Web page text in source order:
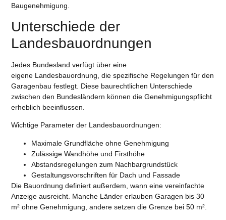
Baugenehmigung.
Unterschiede der
Landesbauordnungen
Jedes Bundesland verfügt über eine
eigene Landesbauordnung , die spezifische Regelungen für den
Garagenbau festlegt. Diese baurechtlichen Unterschiede
zwischen den Bundesländern können die Genehmigungspflicht
erheblich beeinflussen.
Wichtige Parameter der Landesbauordnungen:
Maximale Grundfläche ohne Genehmigung
Zulässige Wandhöhe und Firsthöhe
Abstandsregelungen zum Nachbargrundstück
Gestaltungsvorschriften für Dach und Fassade
Die Bauordnung definiert außerdem, wann eine vereinfachte
Anzeige ausreicht. Manche Länder erlauben Garagen bis 30
m² ohne Genehmigung, andere setzen die Grenze bei 50 m².